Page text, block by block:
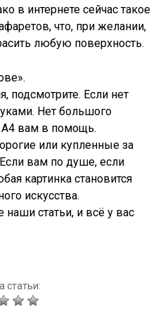
в интернете сейчас такое
что, при желании,
любую поверхность.
подсмотрите. Если нет
Нет большого
А4 вам в помощь.
или купленные за
вам по душе, если
картинка становится
искусства.
наши статьи, и всё у вас
статьи: